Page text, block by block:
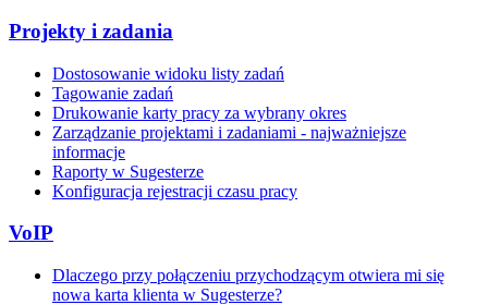
Projekty i zadania
Dostosowanie widoku listy zadań
Tagowanie zadań
Drukowanie karty pracy za wybrany okres
Zarządzanie projektami i zadaniami - najważniejsze
informacje
Raporty w Sugesterze
Konfiguracja rejestracji czasu pracy
VoIP
Dlaczego przy połączeniu przychodzącym otwiera mi się
nowa karta klienta w Sugesterze?